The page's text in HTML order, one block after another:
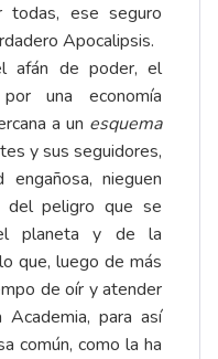
todas, ese seguro
Apocalipsis.
afán de poder, el
una economía
a un esquema
y sus seguidores,
nieguen
del peligro que se
planeta y de la
que, luego de más
de oír y atender
para así
común, como la ha